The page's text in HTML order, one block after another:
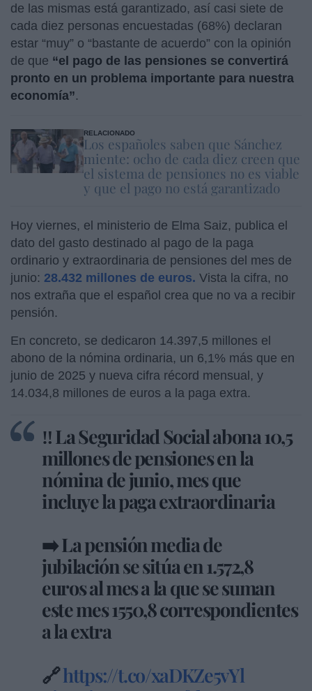
de las mismas está garantizado, así casi siete de
cada diez personas encuestadas (68%) declaran
estar “muy” o “bastante de acuerdo” con la opinión
de que “el pago de las pensiones se convertirá
pronto en un problema importante para nuestra
economía”.
RELACIONADO
Los españoles saben que Sánchez
miente: ocho de cada diez creen que
el sistema de pensiones no es viable
y que el pago no está garantizado
Hoy viernes, el ministerio de Elma Saiz, publica el
dato del gasto destinado al pago de la paga
ordinario y extraordinaria de pensiones del mes de
junio: 28.432 millones de euros. Vista la cifra, no
nos extraña que el español crea que no va a recibir
pensión.
En concreto, se dedicaron 14.397,5 millones el
abono de la nómina ordinaria, un 6,1% más que en
junio de 2025 y nueva cifra récord mensual, y
14.034,8 millones de euros a la paga extra.
‼️ La Seguridad Social abona 10,5
millones de pensiones en la
nómina de junio, mes que
incluye la paga extraordinaria
➡️ La pensión media de
jubilación se sitúa en 1.572,8
euros al mes a la que se suman
este mes 1550,8 correspondientes
a la extra
🔗https://t.co/xaDKZe5vYl